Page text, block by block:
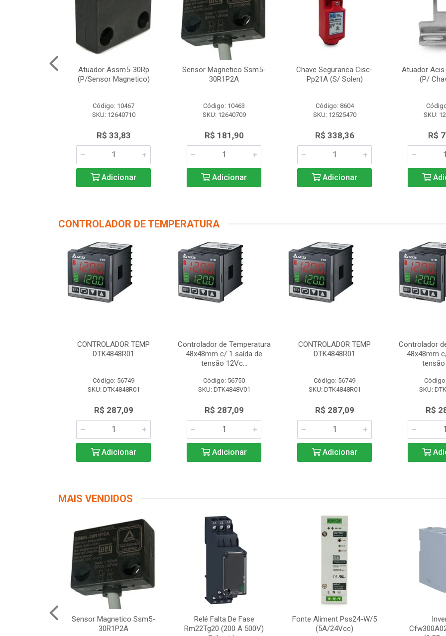
Atuador Assm5-30Rp
(P/Sensor Magnetico)
Código: 10467
SKU: 12640710
R$ 33,83
Adicionar
Sensor Magnetico Ssm5-
30R1P2A
Código: 10463
SKU: 12640709
R$ 181,90
Adicionar
Chave Seguranca Cisc-
Pp21A (S/ Solen)
Código: 8604
SKU: 12525470
R$ 338,36
Adicionar
Atuador
(P/
SKU:
R$
CONTROLADOR DE TEMPERATURA
CONTROLADOR TEMP
DTK4848R01
Código: 56749
SKU: DTK4848R01
R$ 287,09
Adicionar
Controlador de Temperatura
48x48mm c/ 1 saída de
tensão 12Vc...
Código: 56750
SKU: DTK4848V01
R$ 287,09
Adicionar
CONTROLADOR TEMP
DTK4848R01
Código: 56749
SKU: DTK4848R01
R$ 287,09
Adicionar
Controlador
48x48mm
tensão
SKU:
R$
MAIS VENDIDOS
Sensor Magnetico Ssm5-
30R1P2A
Relé Falta De Fase
Rm22Tg20 (200 A 500V)
Fonte Aliment Pss24-W/5
(5A/24Vcc)